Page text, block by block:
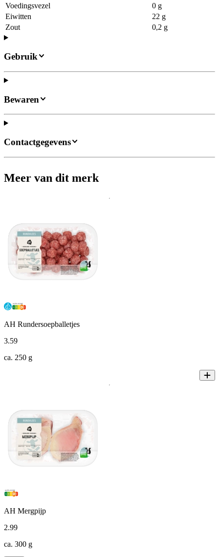
Voedingsvezel
0 g
Eiwitten
22 g
Zout
0,2 g
Gebruik
Bewaren
Contactgegevens
Meer van dit merk
AH Rundersoepballetjes
3.59
ca. 250 g
AH Mergpijp
2.99
ca. 300 g